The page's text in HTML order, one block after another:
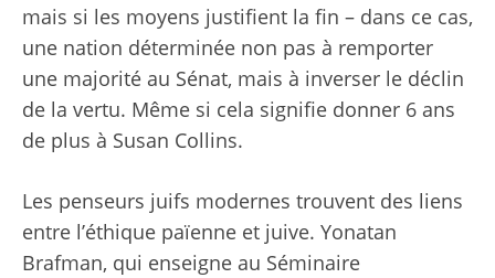
mais si les moyens justifient la fin – dans ce cas,
une nation déterminée non pas à remporter
une majorité au Sénat, mais à inverser le déclin
de la vertu. Même si cela signifie donner 6 ans
de plus à Susan Collins.
Les penseurs juifs modernes trouvent des liens
entre l’éthique païenne et juive. Yonatan
Brafman, qui enseigne au Séminaire